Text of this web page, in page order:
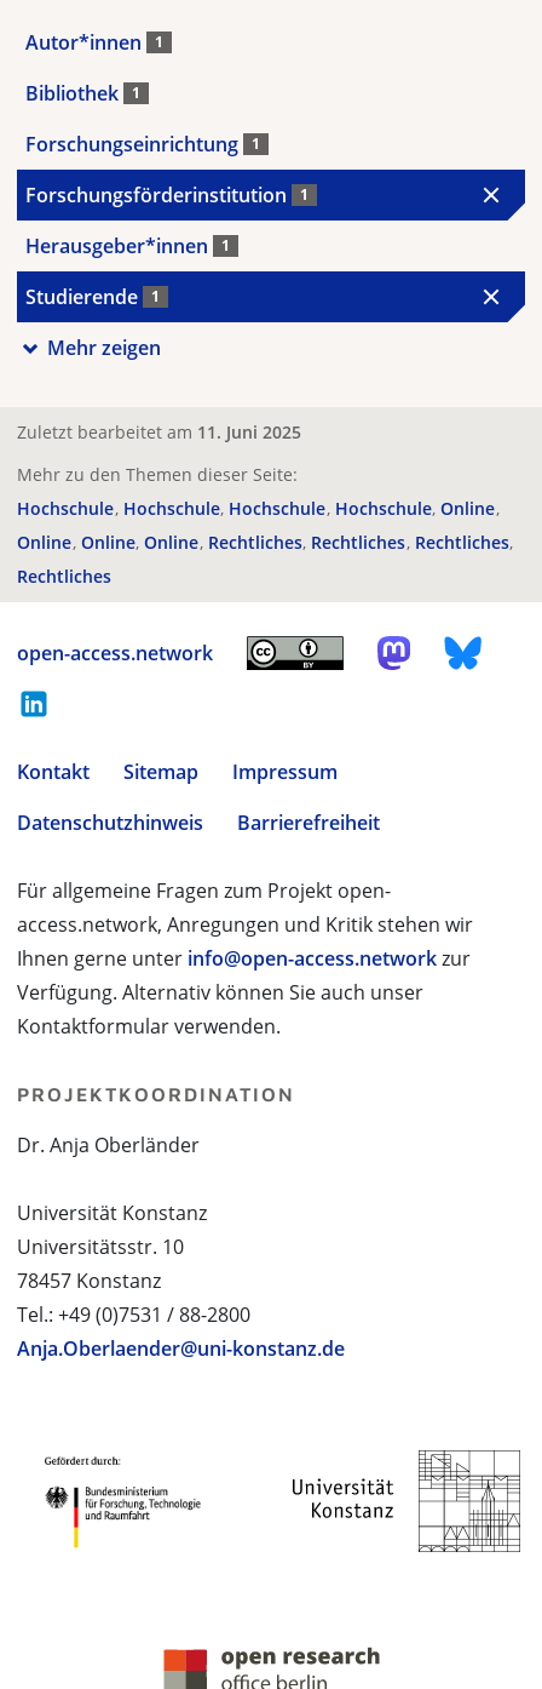
Autor*innen 1
Bibliothek 1
Forschungseinrichtung 1
Forschungsförderinstitution 1
Herausgeber*innen 1
Studierende 1
Mehr zeigen
Zuletzt bearbeitet am 11. Juni 2025
Mehr zu den Themen dieser Seite:
Hochschule Hochschule Hochschule Hochschule Online
Online Online Online Rechtliches Rechtliches Rechtliches
Rechtliches
open-access.network
Kontakt Sitemap
Impressum
Datenschutzhinweis
Barrierefreiheit
Für allgemeine Fragen zum Projekt open-
access.network, Anregungen und Kritik stehen wir
Ihnen gerne unter info@open-access.networkzur
Verfügung. Alternativ können Sie auch unser
Kontaktformular verwenden.
PROJEKTKOORDINATION
Dr. Anja Oberländer
Universität Konstanz
Universitätsstr. 10
78457 Konstanz
Tel.: +49 (0)7531 / 88-2800
Anja.Oberlaender@uni-konstanz.de